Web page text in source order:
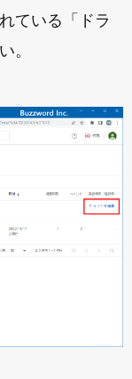
ている「ドラ
。